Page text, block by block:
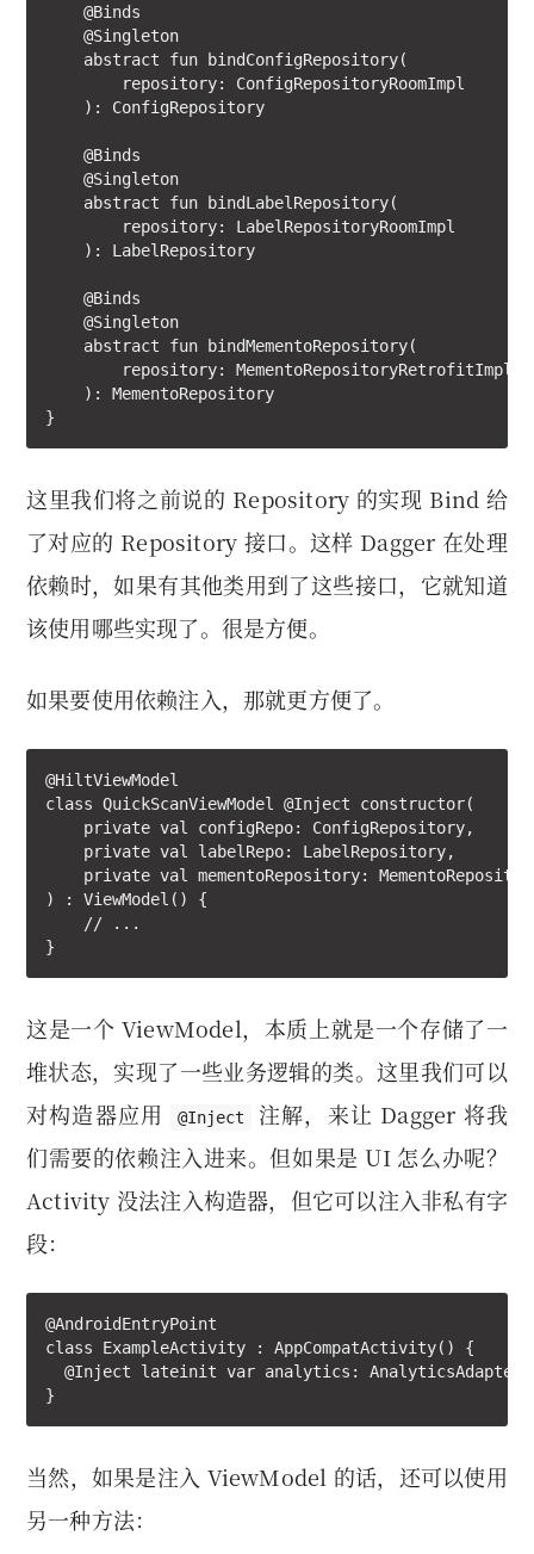
    @Binds
    @Singleton
    abstract fun bindConfigRepository(
        repository: ConfigRepositoryRoomImpl
    ): ConfigRepository
    @Binds
    @Singleton
    abstract fun bindLabelRepository(
        repository: LabelRepositoryRoomImpl
    ): LabelRepository
    @Binds
    @Singleton
    abstract fun bindMementoRepository(
        repository: MementoRepositoryRetrofitImpl
    ): MementoRepository
}
这里我们将之前说的 Repository 的实现 Bind 给
了对应的 Repository 接口。这样 Dagger 在处理
依赖时，如果有其他类用到了这些接口，它就知道
该使用哪些实现了。很是方便。
如果要使用依赖注入，那就更方便了。
@HiltViewModel
class QuickScanViewModel @Inject constructor(
    private val configRepo: ConfigRepository,
    private val labelRepo: LabelRepository,
private val mementoRepository:
) : ViewModel() {
    // ...
}
这是一个 ViewModel，本质上就是一个存储了一
堆状态，实现了一些业务逻辑的类。这里我们可以
对构造器应用
@Inject
注解，来让 Dagger 将我
们需要的依赖注入进来。但如果是 UI 怎么办呢？
Activity 没法注入构造器，但它可以注入非私有字
段：
@AndroidEntryPoint
class ExampleActivity : AppCompatActivity() {
  @Inject lateinit var analytics: AnalyticsAdapter
}
当然，如果是注入 ViewModel 的话，还可以使用
另一种方法：